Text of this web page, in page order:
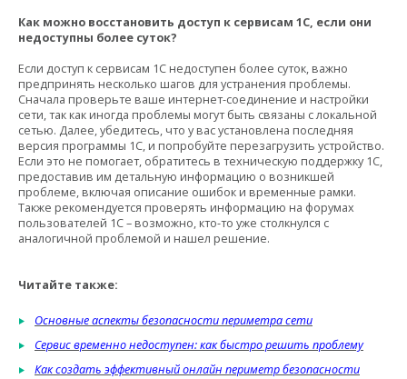
Как можно восстановить доступ к сервисам 1С, если они
недоступны более суток?
Если доступ к сервисам 1С недоступен более суток, важно
предпринять несколько шагов для устранения проблемы.
Сначала проверьте ваше интернет-соединение и настройки
сети, так как иногда проблемы могут быть связаны с локальной
сетью. Далее, убедитесь, что у вас установлена последняя
версия программы 1С, и попробуйте перезагрузить устройство.
Если это не помогает, обратитесь в техническую поддержку 1С,
предоставив им детальную информацию о возникшей
проблеме, включая описание ошибок и временные рамки.
Также рекомендуется проверять информацию на форумах
пользователей 1С – возможно, кто-то уже столкнулся с
аналогичной проблемой и нашел решение.
Читайте также:
Основные аспекты безопасности периметра сети
Сервис временно недоступен: как быстро решить проблему
Как создать эффективный онлайн периметр безопасности